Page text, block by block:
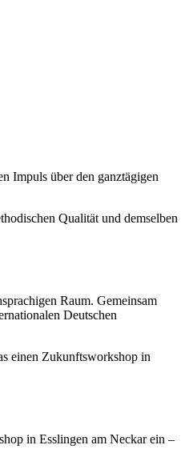
Impuls über den ganztägigen
Qualität und demselben
Raum. Gemeinsam
Deutschen
einen Zukunftsworkshop in
in Esslingen am Neckar ein –